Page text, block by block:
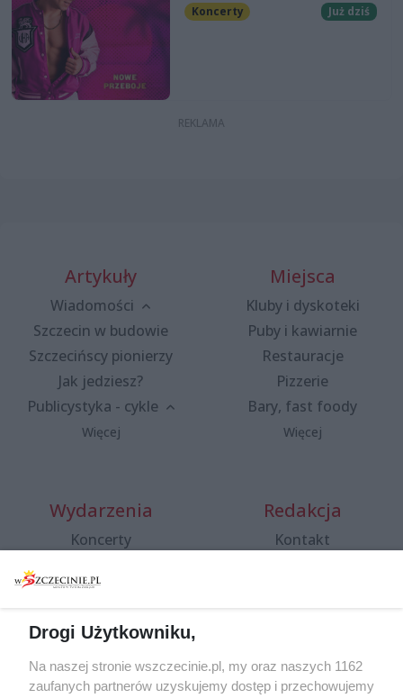
Koncerty Już dziś
Artykuły
Wiadomości
Szczecin w budowie
Szczecińscy pionierzy
Jak jedziesz?
Publicystyka - cykle
Więcej
Miejsca
Kluby i dyskoteki
Puby i kawiarnie
Restauracje
Pizzerie
Bary, fast foody
Więcej
Wydarzenia
Koncerty
Spacery i oprowadzania
targi
Wernisaże
Więcej
Redakcja
Kontakt
Specjalny koncert z okazji
20. urodzin portalu
Drogi Użytkowniku,
Na naszej stronie wszczecinie.pl, my oraz naszych 1162
zaufanych partnerów uzyskujemy dostęp i przechowujemy